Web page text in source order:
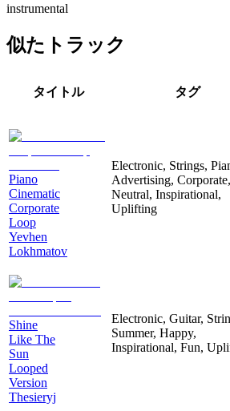
instrumental
似たトラック
タイトル タグ
Piano
Cinematic
Corporate
Loop
Yevhen
Lokhmatov
Electronic, Strings,
Advertising, Corporate,
Neutral, Inspirational,
Uplifting
Shine
Like The
Sun
Looped
Version
Thesieryj
Electronic, Guitar,
Summer, Happy,
Inspirational, Fun,